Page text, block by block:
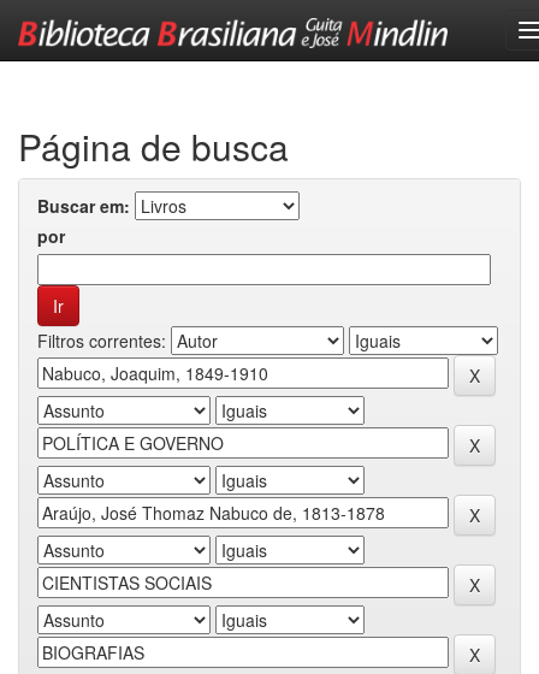
Página de busca
Buscar em:
por
Filtros correntes: